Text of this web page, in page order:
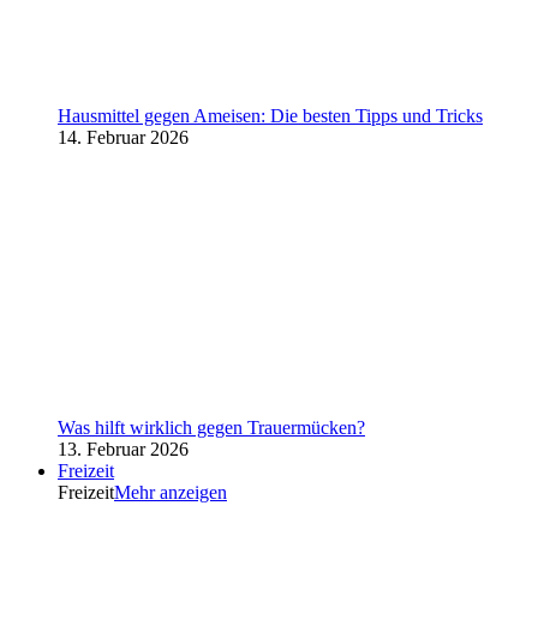
Hausmittel gegen Ameisen: Die besten Tipps und Tricks
14. Februar 2026
Was hilft wirklich gegen Trauermücken?
13. Februar 2026
Freizeit
FreizeitMehr anzeigen